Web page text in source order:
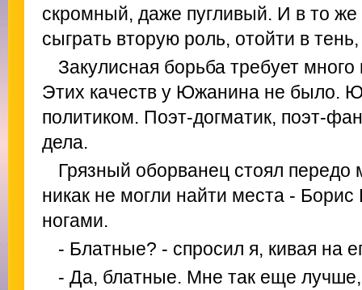
скромный, даже пугливый. И в то же
сыграть вторую роль, отойти в
Закулисная борьба требует
Этих качеств у Южанина не было.
политиком. Поэт-догматик, поэт-
дела.
Грязный оборванец стоял передо
никак не могли найти места -
ногами.
- Блатные? - спросил я, кивая на
- Да, блатные. Мне так еще лучше,